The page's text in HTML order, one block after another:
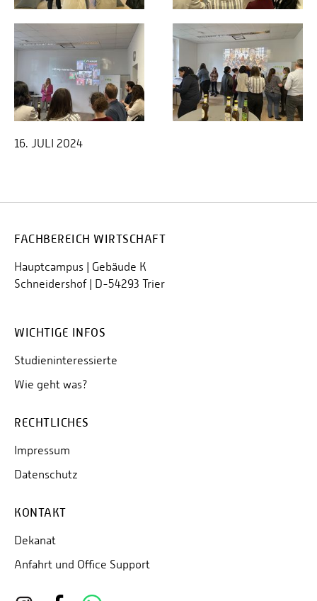
16. JULI 2024
FACHBEREICH WIRTSCHAFT
Hauptcampus | Gebäude K
Schneidershof | D-54293 Trier
WICHTIGE INFOS
Studieninteressierte
Wie geht was?
RECHTLICHES
Impressum
Datenschutz
KONTAKT
Dekanat
Anfahrt und Office Support